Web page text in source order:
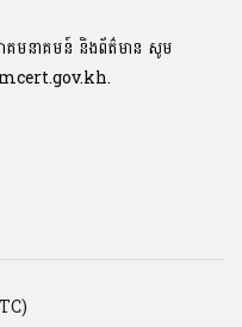
ាគមនាគមន៍ និងព័ត៌មាន សូម